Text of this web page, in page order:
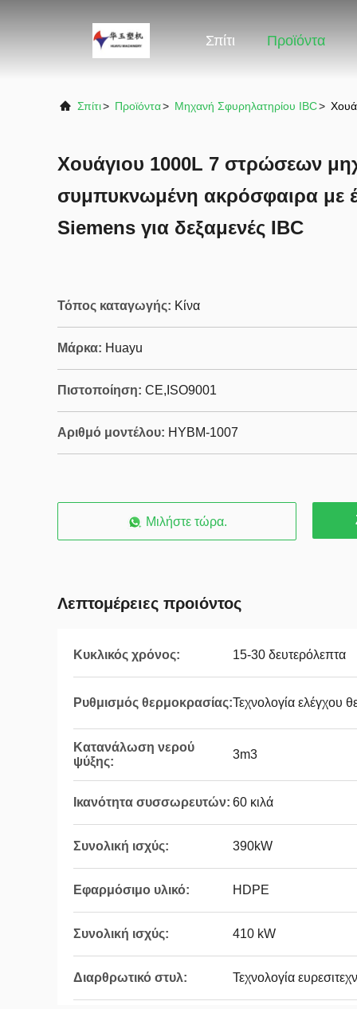
Σπίτι Προϊόντα
Σπίτι> Προϊόντα> Μηχανή Σφυρηλατηρίου IBC>
Χουάγιου 1000L 7 στρώσεων
συμπυκνωμένη ακρόσφαιρα με
Siemens για δεξαμενές IBC
Τόπος καταγωγής: Κίνα
Μάρκα: Huayu
Πιστοποίηση: CE,ISO9001
Αριθμό μοντέλου: HYBM-1007
Μιλήστε τώρα.
Λεπτομέρειες προιόντος
Κυκλικός χρόνος: 15-30 δευτερόλεπτα
Ρυθμισμός θερμοκρασίας:Τεχνολογία ελέγχου
Κατανάλωση νερού
ψύξης:
3m3
Ικανότητα συσσωρευτών: 60 κιλά
Συνολική ισχύς: 390kW
Εφαρμόσιμο υλικό: HDPE
Συνολική ισχύς: 410 kW
Διαρθρωτικό στυλ: Τεχνολογία